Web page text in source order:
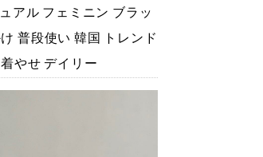
アル フェミニン ブラッ
普段使い 韓国 トレンド
やせ デイリー